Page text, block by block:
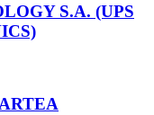
S.A. (UPS